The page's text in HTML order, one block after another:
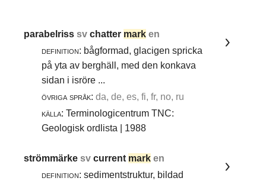
parabelrisssvchatter mark en
definition: bågformad, glacigen spricka
på yta av berghäll, med den konkava
sidan i isröre ...
övriga språk: da, de, es, fi, fr, no, ru
källa: Terminologicentrum TNC:
Geologisk ordlista | 1988
strömmärkesvcurrent mark en
definition: sedimentstruktur, bildad